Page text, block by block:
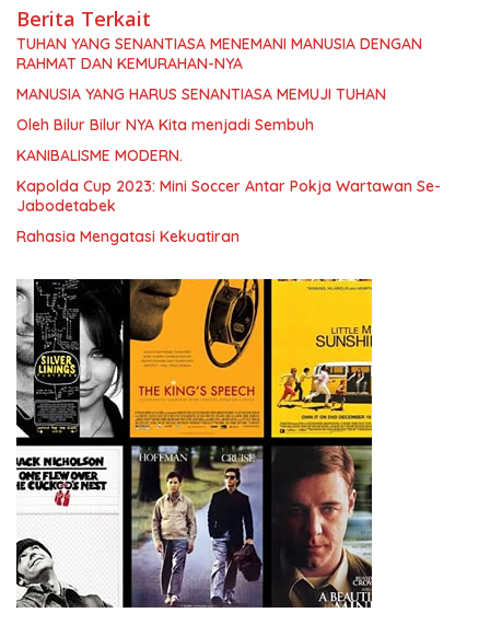
Berita Terkait
TUHAN YANG SENANTIASA MENEMANI MANUSIA DENGAN
RAHMAT DAN KEMURAHAN-NYA
MANUSIA YANG HARUS SENANTIASA MEMUJI TUHAN
Oleh Bilur Bilur NYA Kita menjadi Sembuh
KANIBALISME MODERN.
Kapolda Cup 2023: Mini Soccer Antar Pokja Wartawan Se-
Jabodetabek
Rahasia Mengatasi Kekuatiran